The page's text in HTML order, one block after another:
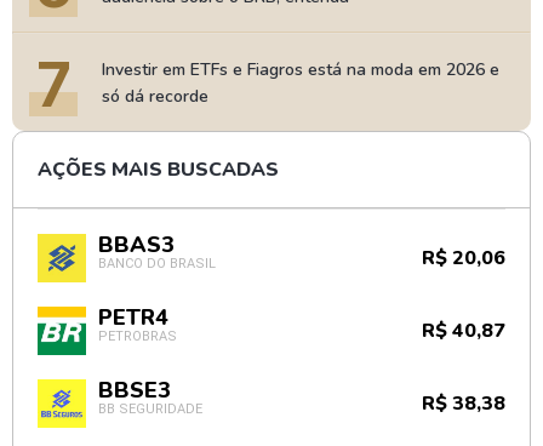
7
Investir em ETFs e Fiagros está na moda em 2026 e
só dá recorde
AÇÕES MAIS BUSCADAS
BBAS3
BANCO DO BRASIL R$ 20,06
PETR4
PETROBRAS R$ 40,87
BBSE3
BB SEGURIDADE R$ 38,38